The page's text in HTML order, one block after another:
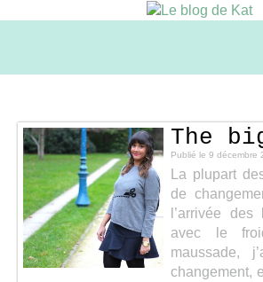
Mode
Beauté
Loisirs
The
Publié le9 décembre
La plupart
de
l’arrivée
avec le
maussade,
changement,